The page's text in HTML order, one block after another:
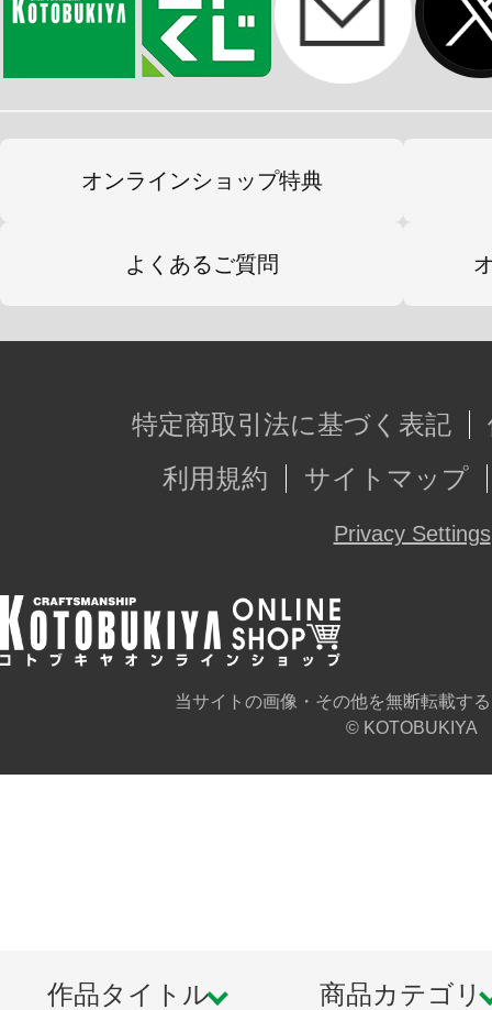
オンラインショップ特典
よくあるご質問
特定商取引法に基づく表記
利用規約
サイトマップ
Privacy Settings
当サイトの画像・その他を無断転載す
© KOTOBUKIYA
作品タイトル 商品カテゴリ